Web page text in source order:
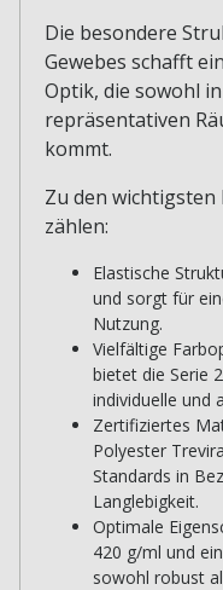
Die besondere
Gewebes schafft
Optik, die sowohl
repräsentativen
kommt.
Zu den wichtigsten
zählen:
Elastische
und sorgt für
Nutzung.
Vielfältige
bietet die Serie
individuelle und
Zertifiziertes
Polyester
Standards in
Langlebigkeit.
Optimale
420 g/ml und
sowohl robust